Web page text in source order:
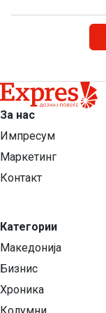
За нас
Импресум
Маркетинг
Контакт
Категории
Македонија
Бизнис
Хроника